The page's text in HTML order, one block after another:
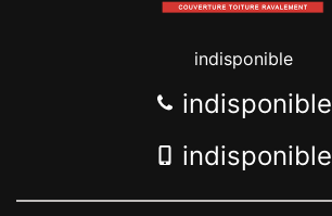
indisponible
indisponible
indisponible